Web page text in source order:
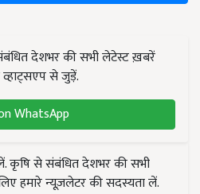
देशभर की सभी लेटेस्ट ख़बरें
से जुड़ें.
WhatsApp
कृषि से संबंधित देशभर की सभी
हमारे न्यूज़लेटर की सदस्यता लें.